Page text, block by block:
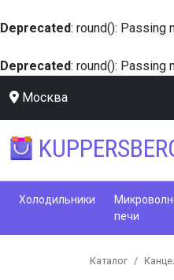
Deprecated: round(): Passing
Deprecated: round(): Passing
Москва
Холодильники
печи
Каталог